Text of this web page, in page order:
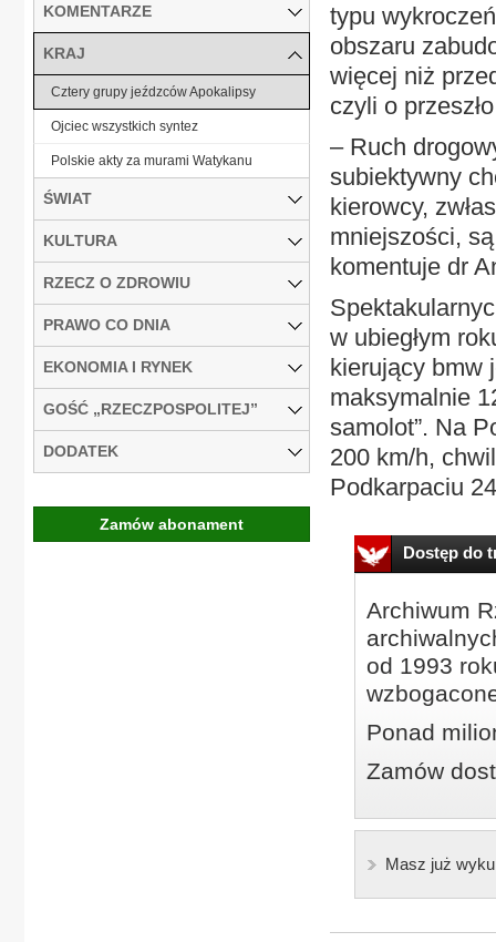
typu
obszaru
więcej niż
czyli o
– Ruch
subiektywny
kierowcy,
mniejszości,
komentuje dr
w ubiegłym
kierujący bmw
maksymalnie
samolot”. Na
200 km/h,
Podkarpaciu
Dostęp do
Archiwum
od 1993
Ponad
Zamów
Masz już
KOMENTARZE
KRAJ
Cztery grupy jeźdzców Apokalipsy
Ojciec wszystkich syntez
Polskie akty za murami Watykanu
ŚWIAT
KULTURA
RZECZ O ZDROWIU
PRAWO CO DNIA
EKONOMIA I RYNEK
GOŚĆ „RZECZPOSPOLITEJ”
DODATEK
Zamów abonament